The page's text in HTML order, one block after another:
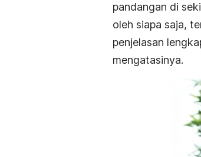
pandangan di
oleh siapa saja,
penjelasan
mengatasinya.